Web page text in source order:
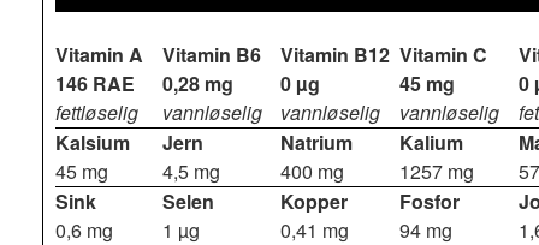
Vitamin A
146 RAE
fettløselig
Vitamin B6
0,28 mg
vannløselig
Vitamin B12
0 µg
vannløselig
Vitamin C
45 mg
vannløselig
0
Kalsium
45 mg
Jern
4,5 mg
Natrium
400 mg
Kalium
1257 mg
Sink
0,6 mg
Selen
1 µg
Kopper
0,41 mg
Fosfor
94 mg